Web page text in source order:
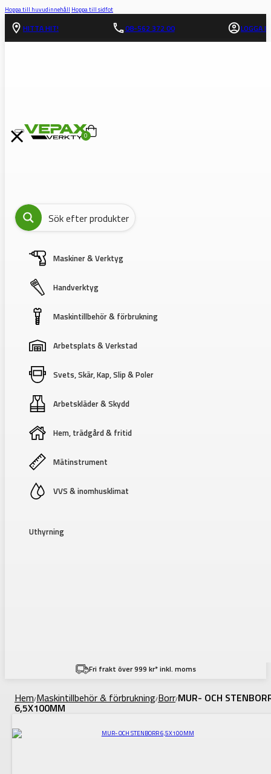
Hoppa till huvudinnehåll Hoppa till sidfot
HITTA HIT! 08-562 372 00 LOGGA IN
0
Maskiner & Verktyg
Handverktyg
Maskintillbehör & förbrukning
Arbetsplats & Verkstad
Svets, Skär, Kap, Slip & Poler
Arbetskläder & Skydd
Hem, trädgård & fritid
Mätinstrument
VVS & inomhusklimat
Uthyrning
Fri frakt över 999 kr* inkl. moms
Hem/Maskintillbehör & förbrukning/Borr/MUR- OCH
6,5X100MM